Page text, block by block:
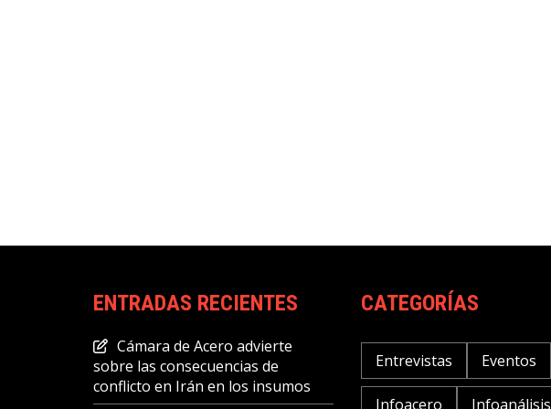
ENTRADAS RECIENTES
Cámara de Acero advierte
sobre las consecuencias de
conflicto en Irán en los insumos
CATEGORÍAS
Entrevistas Eventos
Infoacero Infoanálisis